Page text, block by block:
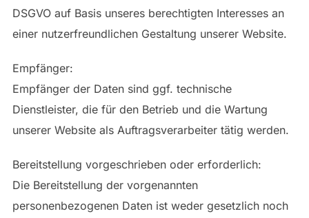
DSGVO auf Basis unseres berechtigten Interesses an
einer nutzerfreundlichen Gestaltung unserer Website.
Empfänger:
Empfänger der Daten sind ggf. technische
Dienstleister, die für den Betrieb und die Wartung
unserer Website als Auftragsverarbeiter tätig werden.
Bereitstellung vorgeschrieben oder erforderlich:
Die Bereitstellung der vorgenannten
personenbezogenen Daten ist weder gesetzlich noch